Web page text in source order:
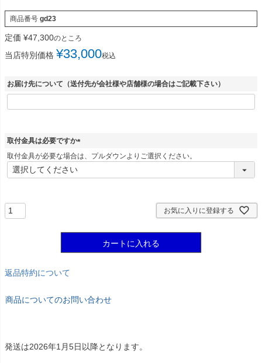
商品番号 gd23
定価 ¥47,300のところ
当店特別価格 ¥33,000税込
お届け先について（送付先が会社様や店舗様の場合はご記載下さい）
取付金具は必要ですか
(
必
取付金具が必要な場合は、プルダウンよりご選択ください。
お気に入りに登録する
カートに入れる
返品特約について
商品についてのお問い合わせ
発送は2026年1月5日以降となります。